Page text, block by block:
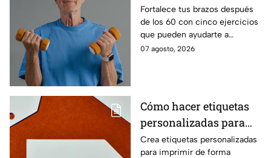
fuerza después de los
60
Fortalece tus brazos después
de los 60 con cinco ejercicios
que pueden ayudarte a
recuperar fuerza, movilidad y
07 agosto, 2026
Cómo hacer etiquetas
personalizadas para
imprimir
Crea etiquetas personalizadas
para imprimir de forma